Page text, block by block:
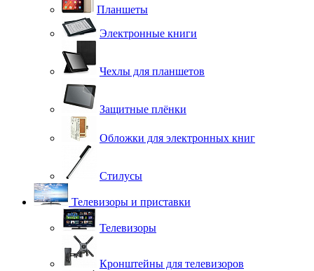
Планшеты
Электронные книги
Чехлы для планшетов
Защитные плёнки
Обложки для электронных книг
Стилусы
Телевизоры и приставки
Телевизоры
Кронштейны для телевизоров